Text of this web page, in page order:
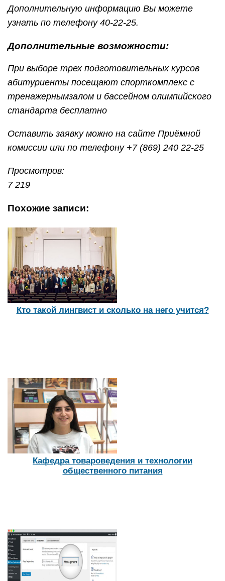
Дополнительную информацию Вы можете
узнать по телефону 40-22-25.
Дополнительные возможности:
При выборе трех подготовительных курсов
абитуриенты посещают спорткомплекс с
тренажернымзалом и бассейном олимпийского
стандарта бесплатно
Оставить заявку можно на сайте Приёмной
комиссии или по телефону +7 (869) 240 22-25
Просмотров:
7 219
Похожие записи:
Кто такой лингвист и сколько на него учится?
Кафедра товароведения и технологии
общественного питания